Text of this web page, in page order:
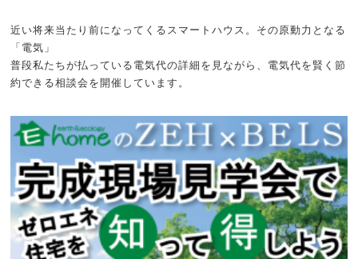
近い将来当たり前になってくるスマートハウス。その原動力となる
「電気」
普段私たちが払っている電気代の詳細を見ながら、電気代を賢く節
約できる相談会を開催しています。